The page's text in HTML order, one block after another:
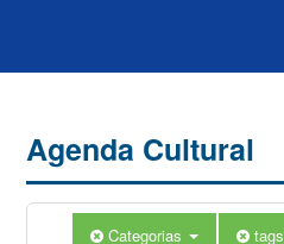
Agenda Cultural
Categorias tags